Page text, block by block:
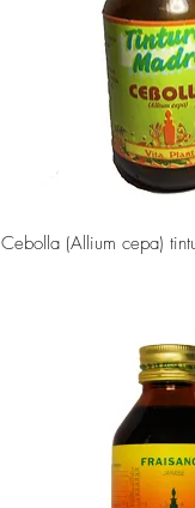
Vista
Cebolla (Allium cepa)